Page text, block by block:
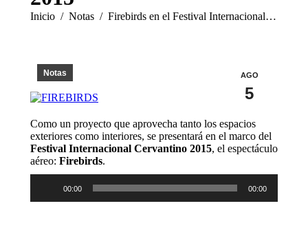
Estás aquí:
Inicio Notas Firebirds en el Festival Internacional…
AGO
5
Notas
Como un proyecto que aprovecha tanto los espacios
exteriores como interiores, se presentará en el marco del
Festival Internacional Cervantino 2015, el espectáculo
aéreo: Firebirds.
audio
00:00 00:00